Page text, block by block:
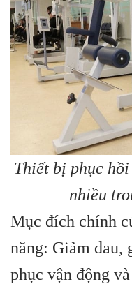
Thiết bị phục
nhiều
Mục đích chính
năng: Giảm đau,
phục vận động